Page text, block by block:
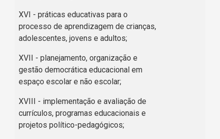
XVI - práticas educativas para o
processo de aprendizagem de crianças,
adolescentes, jovens e adultos;
XVII - planejamento, organização e
gestão democrática educacional em
espaço escolar e não escolar;
XVIII - implementação e avaliação de
currículos, programas educacionais e
projetos político-pedagógicos;